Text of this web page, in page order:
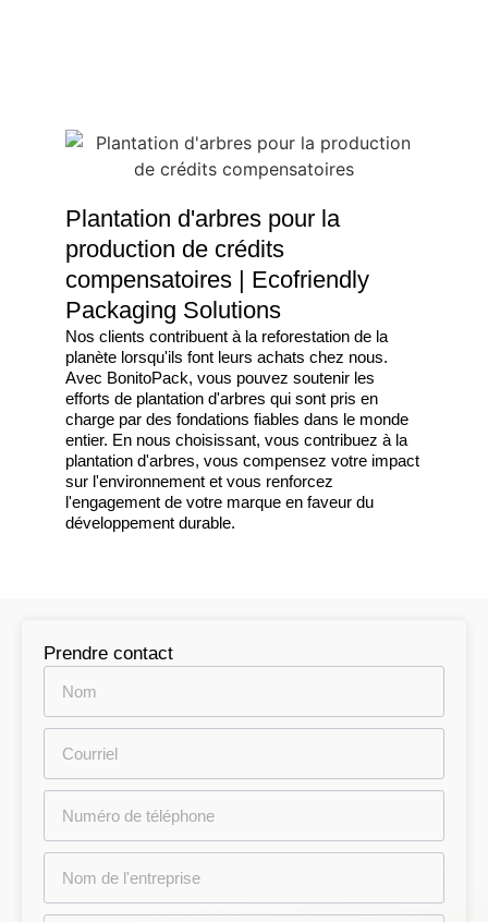
Plantation d'arbres pour la
production de crédits
compensatoires | Ecofriendly
Packaging Solutions
Nos clients contribuent à la reforestation de la
planète lorsqu'ils font leurs achats chez nous.
Avec BonitoPack, vous pouvez soutenir les
efforts de plantation d'arbres qui sont pris en
charge par des fondations fiables dans le monde
entier. En nous choisissant, vous contribuez à la
plantation d'arbres, vous compensez votre impact
sur l'environnement et vous renforcez
l'engagement de votre marque en faveur du
développement durable.
Prendre contact